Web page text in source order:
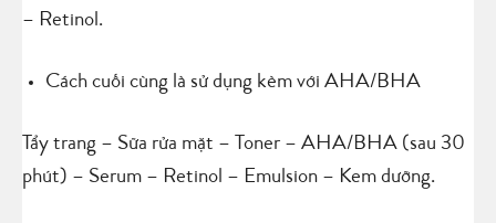
– Retinol.
Cách cuối cùng là sử dụng kèm với AHA/BHA
Tẩy trang – Sữa rửa mặt – Toner – AHA/BHA (sau 30
phút) – Serum – Retinol – Emulsion – Kem dưỡng.